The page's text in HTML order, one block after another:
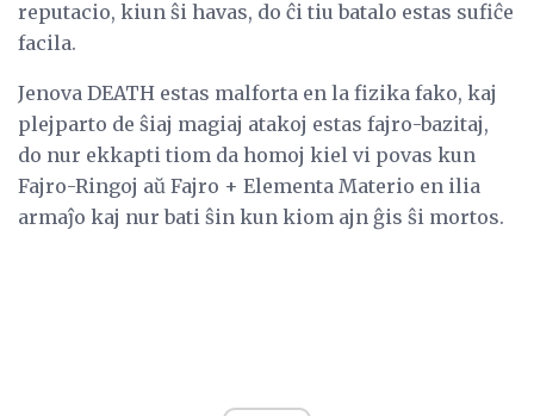
reputacio, kiun ŝi havas, do ĉi tiu batalo estas sufiĉe
facila.
Jenova DEATH estas malforta en la fizika fako, kaj
plejparto de ŝiaj magiaj atakoj estas fajro-bazitaj,
do nur ekkapti tiom da homoj kiel vi povas kun
Fajro-Ringoj aŭ Fajro + Elementa Materio en ilia
armaĵo kaj nur bati ŝin kun kiom ajn ĝis ŝi mortos.